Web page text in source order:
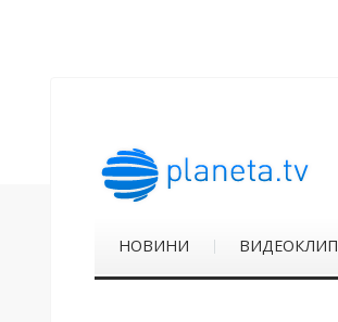
НОВИНИ